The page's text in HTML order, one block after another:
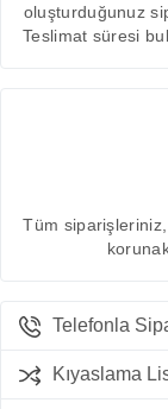
oluşturduğunuz
Teslimat süresi
Tüm
Telefonla
Kıyaslama